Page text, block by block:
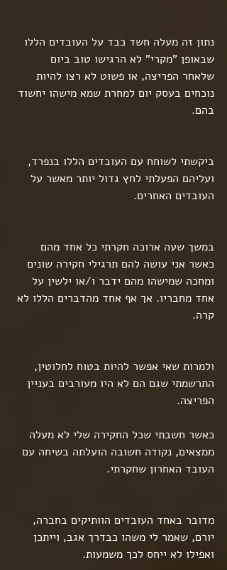
נתון זה מעלה חשד כבד על העובדים הללו
שבאופן "מקרי" לא הרגישו טוב ביום
שלאחר הפריצה, או פשוט לא רצו להיות
נוכחים בעסק יום למחרת שמא מישהו יחשוד
בהם.
ביקשתי לשוחח עם העובדים הללו בנפרד,
ועליהם הפעלתי לחץ גדול יותר מאשר על
העובדים האחרים.
במשך שעה ארוכה חקרתי כל אחד מהם
כאשר אני עושה להם תרגילי חקירה שונים
ומחכה שמישהו מהם ידבר ו/או ילשין על
אחד מחבריו. אך אף אחד מהדברים הללו לא
קרה.
ולמרות שאי אפשר להיות בטוח לחלוטין,
התרשמתי שגם הם לא היו מעורבים בעניין
הפריצה.
כאשר חשבתי שכל החקירה שלי לא מעלה
ממצאים, נקודה חשובה הועלתה בשיחה עם
העובד האחרון שחקרתי.
מדובר באחד העובדים הוותיקים בחברה,
יורם, שאמר לי משהו כבדרך אגב, וייתכן
ואפילו לא ייחס לכך משמעות.